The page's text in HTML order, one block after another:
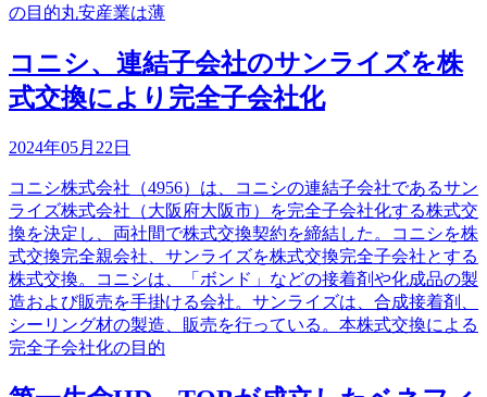
の目的丸安産業は薄
コニシ、連結子会社のサンライズを株
式交換により完全子会社化
2024年05月22日
コニシ株式会社（4956）は、コニシの連結子会社であるサン
ライズ株式会社（大阪府大阪市）を完全子会社化する株式交
換を決定し、両社間で株式交換契約を締結した。コニシを株
式交換完全親会社、サンライズを株式交換完全子会社とする
株式交換。コニシは、「ボンド」などの接着剤や化成品の製
造および販売を手掛ける会社。サンライズは、合成接着剤、
シーリング材の製造、販売を行っている。本株式交換による
完全子会社化の目的